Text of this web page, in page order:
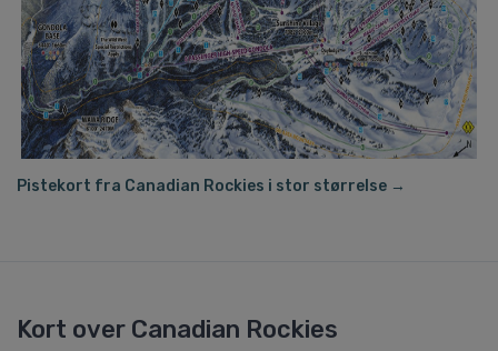
Pistekort fra Canadian Rockies i stor størrelse →
Kort over Canadian Rockies